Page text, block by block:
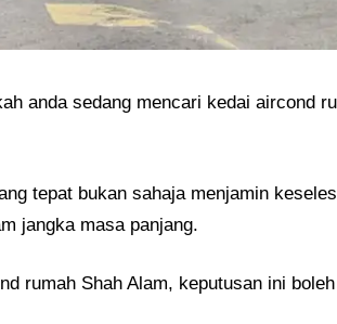
anda sedang mencari kedai aircond
tepat bukan sahaja menjamin
jangka masa panjang.
rumah Shah Alam, keputusan ini